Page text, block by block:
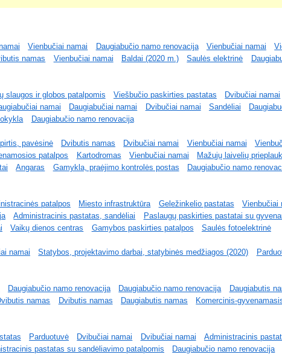
Vienbučiai namai Daugiabučio namo renovacija Vienbučiai namai
namas Vienbučiai namai Baldai (2020 m.) Saulės elektrinė
slaugos ir globos patalpomis Viešbučio paskirties pastatas Dvibučiai namai
namai Daugiabučiai namai Dvibučiai namai Sandėliai
Daugiabučio namo renovacija
pavėsinė Dvibutis namas Dvibučiai namai Vienbučiai namai
patalpos Kartodromas Vienbučiai namai Mažųjų laivelių
Angaras Gamykla, praėjimo kontrolės postas Daugiabučio namo
patalpos Miesto infrastruktūra Geležinkelio pastatas Vienbučiai
Administracinis pastatas, sandėliai
Paslaugų paskirties pastatai su
Vaikų dienos centras Gamybos paskirties patalpos Saulės fotoelektrinė
namai Statybos, projektavimo darbai, statybinės medžiagos (2020)
Daugiabučio namo renovacija Daugiabučio namo renovacija Daugiabutis
namas Dvibutis namas Daugiabutis namas
Komercinis-
Parduotuvė Dvibučiai namai Dvibučiai namai Administracinis
pastatas su sandėliavimo patalpomis Daugiabučio namo renovacija